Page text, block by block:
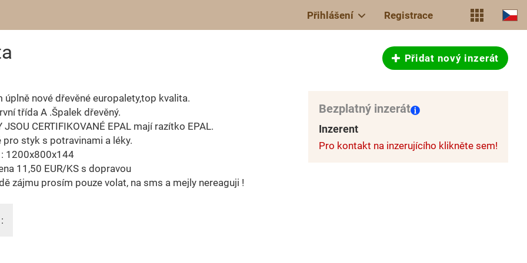
Přihlášení Registrace
Přidat nový inzerát
úplně nové dřevěné europalety,top kvalita.
třída A .Špalek dřevěný.
JSOU CERTIFIKOVANÉ EPAL mají razítko EPAL.
pro styk s potravinami a léky.
1200х800х144
11,50 EUR/KS s dopravou
zájmu prosím pouze volat, na sms a mejly nereaguji !
Bezplatný inzerát
Inzerent
Pro kontakt na inzerujícího klikněte sem!